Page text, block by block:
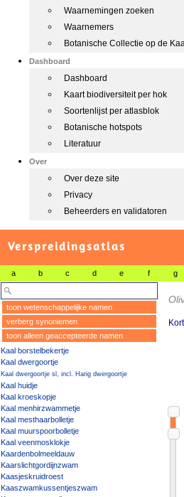
Waarnemingen zoeken
Waarnemers
Botanische Collectie op de
Dashboard
Dashboard
Kaart biodiversiteit per hok
Soortenlijst per atlasblok
Botanische hotspots
Literatuur
Over
Over deze site
Privacy
Beheerders en validatoren
Verspreidingsatlas
a b c d e f g
toon wetenschappelijke namen
verberg synoniemen
toon alleen geaccepteerde namen
Kaal borstelbekertje
Kaal dwergoortje
Kaal dwergoortje sl, incl. Harig dwergoortje
Kaal huidje
Kaal kroeskopje
Kaal menhirzwammetje
Kaal mesthaarbolletje
Kaal muurspoorbolletje
Kaal veenmosklokje
Kaardenbolmeeldauw
Kaarslichtgordijnzwam
Kaasjeskruidroest
Kaaszwamkussentjeszwam